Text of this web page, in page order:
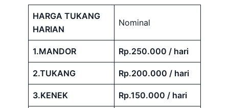
HARGA TUKANG
HARIAN
Nominal
1.MANDOR Rp.250.000 / hari
2.TUKANG Rp.200.000 / hari
3.KENEK Rp.150.000 / hari